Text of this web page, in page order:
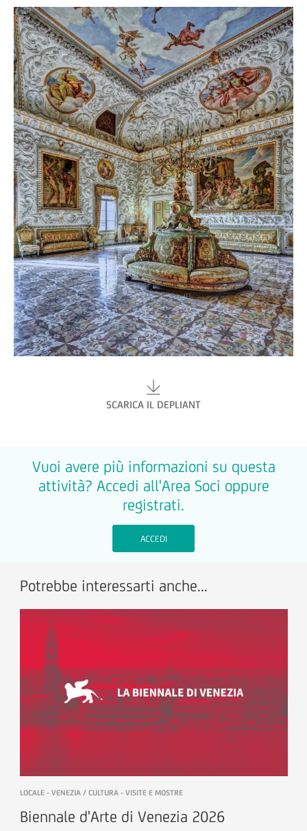
SCARICA IL DEPLIANT
Vuoi avere più informazioni su questa
attività? Accedi all'Area Soci oppure
registrati.
ACCEDI
Potrebbe interessarti anche...
LOCALE - VENEZIA / CULTURA - VISITE E MOSTRE
Biennale d'Arte di Venezia 2026